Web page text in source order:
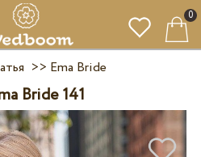
0
>> Ema Bride
Bride 141